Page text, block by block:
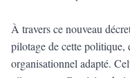
À travers ce nouveau
pilotage de cette politique,
organisationnel adapté.